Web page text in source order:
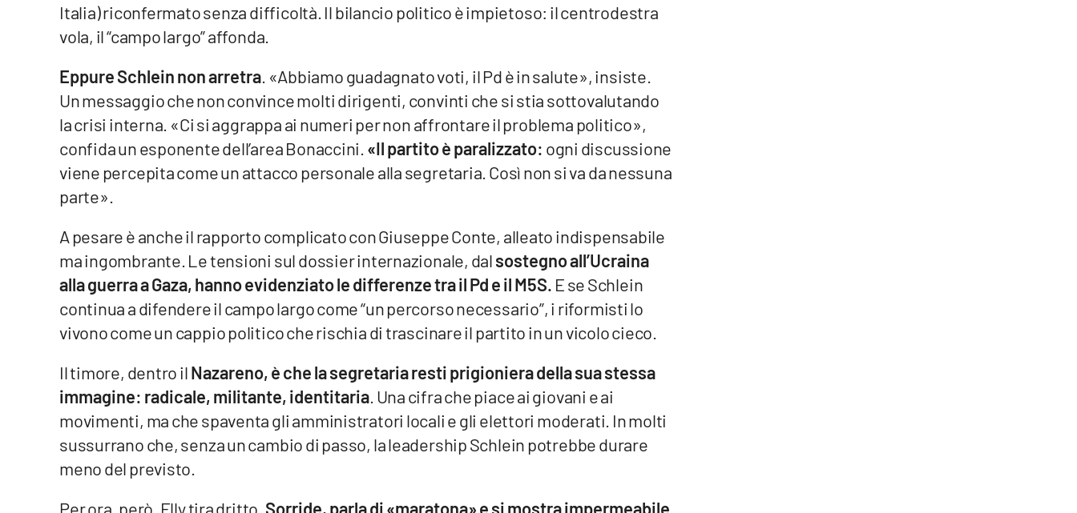
Note legali
Italia) riconfermato senza difficoltà. Il bilancio politico è impietoso: il centrodestra
vola, il “campo largo” affonda.
Eppure Schlein non arretra . «Abbiamo guadagnato voti, il Pd è in salute», insiste.
Un messaggio che non convince molti dirigenti, convinti che si stia sottovalutando
la crisi interna. «Ci si aggrappa ai numeri per non affrontare il problema politico»,
confida un esponente dell’area Bonaccini. «Il partito è paralizzato: ogni discussione
viene percepita come un attacco personale alla segretaria. Così non si va da nessuna
parte».
A pesare è anche il rapporto complicato con Giuseppe Conte, alleato indispensabile
ma ingombrante. Le tensioni sul dossier internazionale, dalsostegno all’Ucraina
alla guerra a Gaza, hanno evidenziato le differenze tra il Pd e il M5S. E se Schlein
continua a difendere il campo largo come “un percorso necessario”, i riformisti lo
vivono come un cappio politico che rischia di trascinare il partito in un vicolo cieco.
Il timore, dentro ilNazareno, è che la segretaria resti prigioniera della sua stessa
immagine: radicale, militante, identitaria . Una cifra che piace ai giovani e ai
movimenti, ma che spaventa gli amministratori locali e gli elettori moderati. In molti
sussurrano che, senza un cambio di passo, la leadership Schlein potrebbe durare
meno del previsto.
Per ora, però, Elly tira dritto. Sorride, parla di «maratona» e si mostra impermeabile